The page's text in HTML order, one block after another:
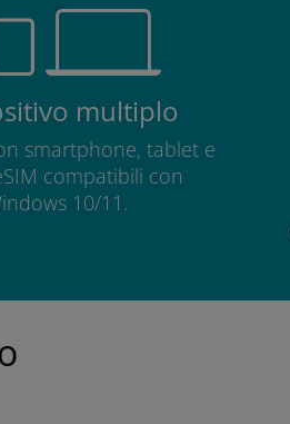
multiplo
smartphone, tablet e
compatibili con
10/11.